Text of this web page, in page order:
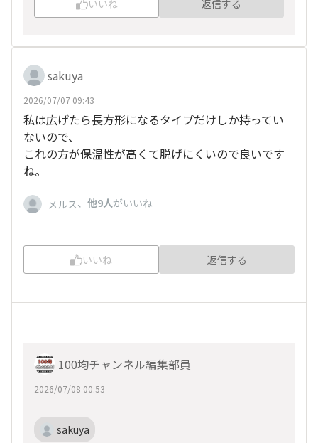
いいね 返信する
sakuya
2026/07/07 09:43
私は広げたら長方形になるタイプだけしか持ってい
ないので、
これの方が保温性が高くて脱げにくいので良いです
ね。
メルス、 他9人がいいね
いいね 返信する
100均チャンネル編集部員
2026/07/08 00:53
sakuya